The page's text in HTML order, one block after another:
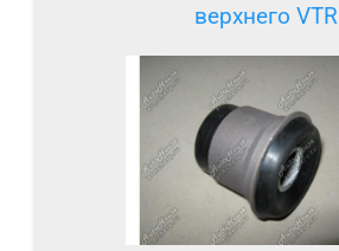
верхнего VTR